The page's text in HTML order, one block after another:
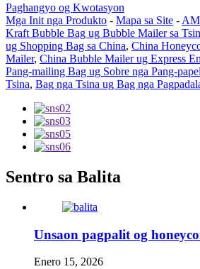
Paghangyo og Kwotasyon
Mga Init nga Produkto - Mapa sa Site -
Kraft Bubble Bag ug Bubble Mailer sa
ug Shopping Bag sa China, China
Mailer, China Bubble Mailer ug Express
Pang-mailing Bag ug Sobre nga Pang-
Tsina, Bag nga Tsina ug Bag nga
Sentro sa Balita
Unsaon pagpalit og
Enero 15, 2026